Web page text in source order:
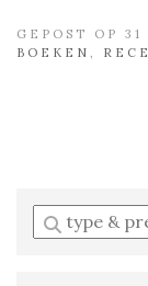
GEPOST OP
BOEKEN
Enter
a